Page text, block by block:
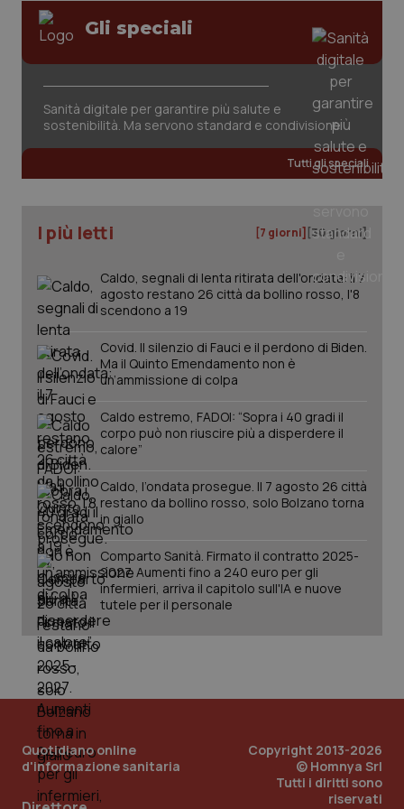
Gli speciali
Sanità digitale per garantire più salute e
sostenibilità. Ma servono standard e condivisione
Tutti gli speciali
I più letti [7 giorni] [30 giorni]
Caldo, segnali di lenta ritirata dell'ondata: il 7
agosto restano 26 città da bollino rosso, l'8
scendono a 19
Covid. Il silenzio di Fauci e il perdono di Biden.
Ma il Quinto Emendamento non è
un’ammissione di colpa
Caldo estremo, FADOI: “Sopra i 40 gradi il
corpo può non riuscire più a disperdere il
calore”
Caldo, l’ondata prosegue. Il 7 agosto 26 città
restano da bollino rosso, solo Bolzano torna
in giallo
Comparto Sanità. Firmato il contratto 2025-
2027. Aumenti fino a 240 euro per gli
infermieri, arriva il capitolo sull'IA e nuove
tutele per il personale
Quotidiano online
d'informazione sanitaria
Copyright 2013-2026
© Homnya Srl
Tutti i diritti sono
riservati
CookieScriptConsent
CookieScript
www.quotidianosanita.it
tracking-enable
tracking-sites-ironfish-
session-id
www.quotidianosanita.it
_ga
.quotidianosanita.it